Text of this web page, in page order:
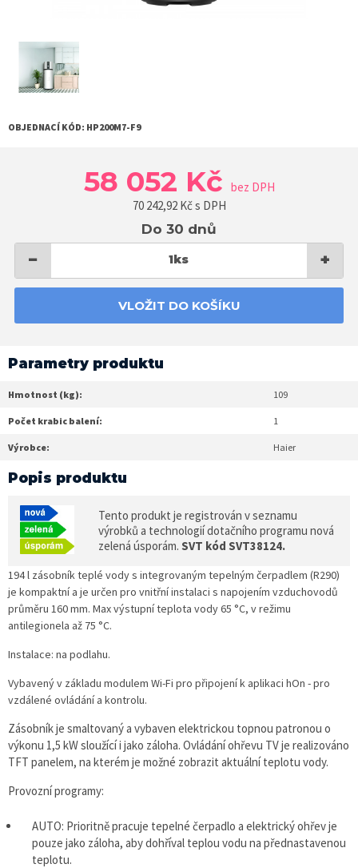
OBJEDNACÍ KÓD: HP200M7-F9
58 052 Kč bez DPH
70 242,92Kč s DPH
Do 30 dnů
− 1ks +
VLOŽIT DO KOŠÍKU
Parametry produktu
Hmotnost (kg): 109
Počet krabic balení: 1
Výrobce: Haier
Popis produktu
Tento produkt je registrován v seznamu
výrobků a technologií dotačního programu nová
zelená úsporám. SVT kód SVT38124.
194 l zásobník teplé vody s integrovaným tepelným čerpadlem (R290)
je kompaktní a je určen pro vnitřní instalaci s napojením vzduchovodů
průměru 160 mm. Max výstupní teplota vody 65 °C, v režimu
antilegionela až 75 °C.
Instalace: na podlahu.
Vybavený v základu modulem Wi-Fi pro připojení k aplikaci hOn - pro
vzdálené ovládání a kontrolu.
Zásobník je smaltovaný a vybaven elektrickou topnou patronou o
výkonu 1,5 kW sloužící i jako záloha. Ovládání ohřevu TV je realizováno
TFT panelem, na kterém je možné zobrazit aktuální teplotu vody.
Provozní programy:
AUTO: Prioritně pracuje tepelné čerpadlo a elektrický ohřev je
pouze jako záloha, aby dohříval teplou vodu na přednastavenou
teplotu.